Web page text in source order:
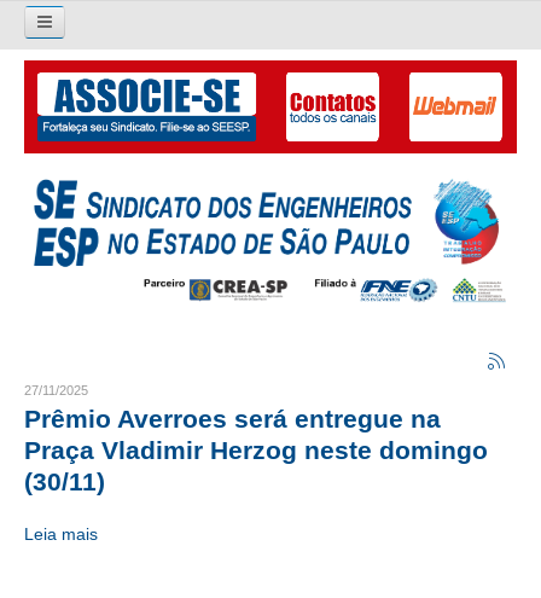
Pesquisar...
O SINDICATO
APRESENTAÇÃO
PALAVRA DO PRESIDENTE
LIVRO GESTÃO 2026-2029
GALERIA EX-PRESIDENTES
ORGANOGRAMA
27/11/2025
Prêmio Averroes será entregue na
Praça Vladimir Herzog neste domingo
(30/11)
Leia mais